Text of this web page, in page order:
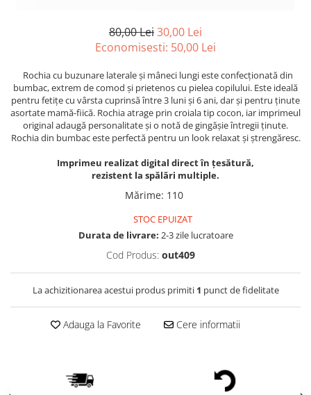
80,00 Lei30,00 Lei
Economisesti: 50,00 Lei
Rochia cu buzunare laterale şi mâneci lungi este confecționată din
bumbac, extrem de comod şi prietenos cu pielea copilului. Este ideală
pentru fetiţe cu vârsta cuprinsă între 3 luni şi 6 ani, dar şi pentru ţinute
asortate mamă-fiică. Rochia atrage prin croiala tip cocon, iar imprimeul
original adaugă personalitate şi o notă de gingăşie întregii ţinute.
Rochia din bumbac este perfectă pentru un look relaxat şi ştrengăresc.
Imprimeu realizat digital direct în țesătură,
rezistent la spălări multiple.
Mărime: 110
STOC EPUIZAT
Durata de livrare: 2-3 zile lucratoare
Cod Produs: out409
La achizitionarea acestui produs primiti 1 punct de fidelitate
Adauga la Favorite Cere informatii